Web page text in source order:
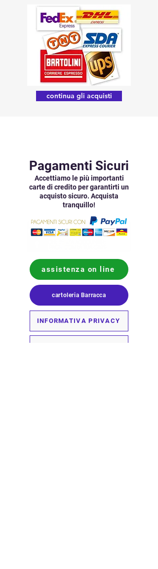
continua gli acquisti
Pagamenti Sicuri
Accettiamo le più importanti
carte di credito per garantirti un
acquisto sicuro. Acquista
tranquillo!
assistenza on line
cartoleria Barracca
INFORMATIVA PRIVACY